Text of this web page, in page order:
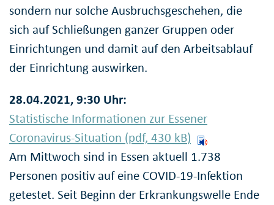
sondern nur solche Ausbruchsgeschehen, die
sich auf Schließungen ganzer Gruppen oder
Einrichtungen und damit auf den Arbeitsablauf
der Einrichtung auswirken.
28.04.2021, 9:30 Uhr:
Statistische Informationen zur Essener
Coronavirus-Situation (pdf, 430 kB)
Am Mittwoch sind in Essen aktuell 1.738
Personen positiv auf eine COVID-19-Infektion
getestet. Seit Beginn der Erkrankungswelle Ende